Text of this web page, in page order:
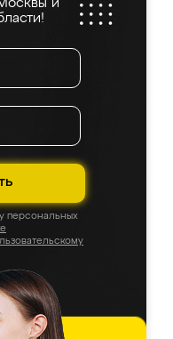
и
персональных